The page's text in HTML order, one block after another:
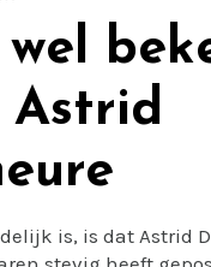
Astrid
is, is dat Astrid